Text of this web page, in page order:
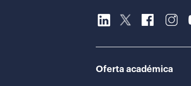
Oferta académica